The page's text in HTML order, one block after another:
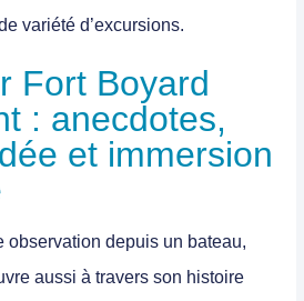
variété d’excursions.
Fort Boyard
: anecdotes,
et immersion
observation depuis un bateau,
aussi à travers son histoire